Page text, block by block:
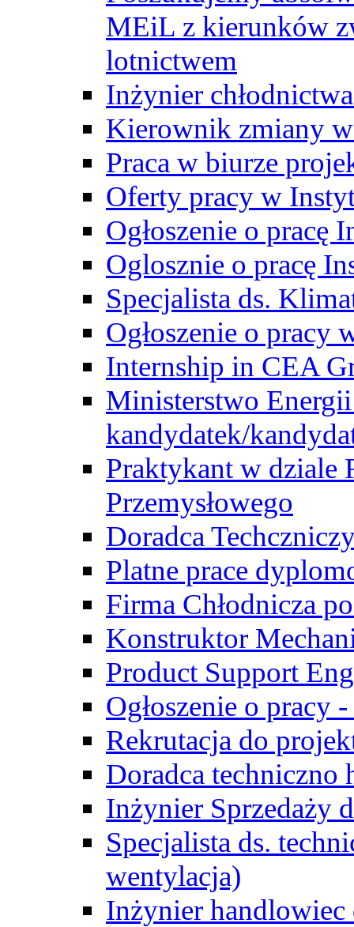
MEiL z kierunków
lotnictwem
Inżynier
Kierownik zmiany
Praca w biurze
Oferty pracy w
Ogłoszenie o pracę
Oglosznie o pracę
Specjalista ds.
Ogłoszenie o pracy
Internship in CEA
Ministerstwo
kandydatek/
Praktykant w dziale
Przemysłowego
Doradca
Platne prace
Firma Chłodnicza
Konstruktor
Product Support
Ogłoszenie o pracy
Rekrutacja do
Doradca techniczno
Inżynier Sprzedaży
Specjalista ds.
wentylacja)
Inżynier handlowiec